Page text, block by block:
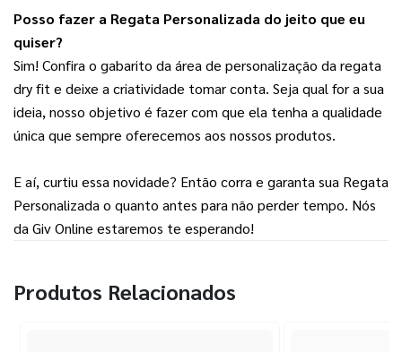
Posso fazer a Regata Personalizada do jeito que eu
quiser?
Sim! Confira o gabarito da área de personalização da regata
dry fit e deixe a criatividade tomar conta. Seja qual for a sua
ideia, nosso objetivo é fazer com que ela tenha a qualidade
única que sempre oferecemos aos nossos produtos.
E aí, curtiu essa novidade? Então corra e garanta sua Regata
Personalizada o quanto antes para não perder tempo. Nós
da Giv Online estaremos te esperando!
Produtos Relacionados